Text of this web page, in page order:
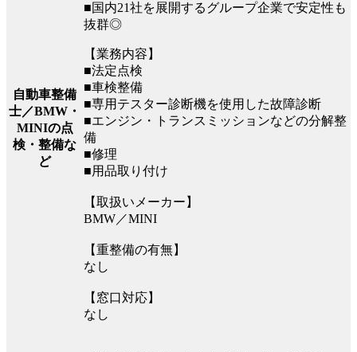
自動車整備
士／BMW・
MINIの点
検・整備な
ど
■国内21社を展開するグループ企業で安定性も
抜群◎
【業務内容】
■法定点検
■車検整備
■専用テスター診断機を使用した故障診断
■エンジン・トランスミッションなどの分解整
備
■修理
■用品取り付け
【取扱いメーカー】
BMW／MINI
【重整備の有無】
なし
【窓口対応】
なし